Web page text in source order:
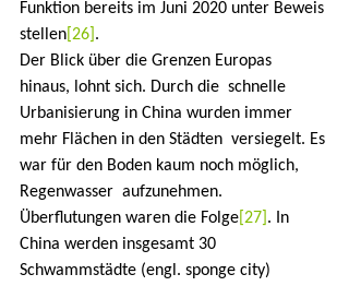
Funktion bereits im Juni 2020 unter Beweis
stellen [26] .
Der Blick über die Grenzen Europas
hinaus, lohnt sich. Durch die  schnelle
Urbanisierung in China wurden immer
mehr Flächen in den Städten  versiegelt. Es
war für den Boden kaum noch möglich,
Regenwasser  aufzunehmen.
Überflutungen waren die Folge [27] . In
China werden insgesamt 30
Schwammstädte (engl. sponge city)